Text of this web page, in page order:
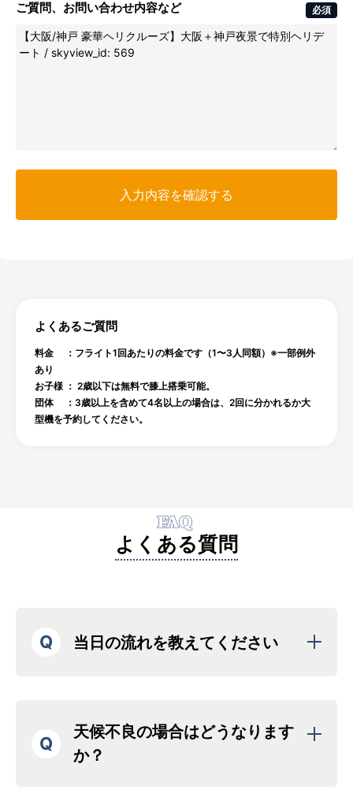
ご質問、お問い合わせ内容など 必須
よくあるご質問
料金 ：フライト1回あたりの料金です（1〜3人同額）※一部例外
あり
お子様 ： 2歳以下は無料で膝上搭乗可能。
団体 ：3歳以上を含めて4名以上の場合は、2回に分かれるか大
型機を予約してください。
FAQ
よくある質問
Q 当日の流れを教えてください
Q
天候不良の場合はどうなります
か？